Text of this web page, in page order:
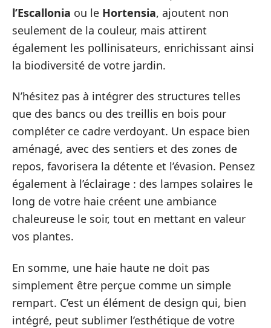
l’Escallonia ou le Hortensia, ajoutent non
seulement de la couleur, mais attirent
également les pollinisateurs, enrichissant ainsi
la biodiversité de votre jardin.
N’hésitez pas à intégrer des structures telles
que des bancs ou des treillis en bois pour
compléter ce cadre verdoyant. Un espace bien
aménagé, avec des sentiers et des zones de
repos, favorisera la détente et l’évasion. Pensez
également à l’éclairage : des lampes solaires le
long de votre haie créent une ambiance
chaleureuse le soir, tout en mettant en valeur
vos plantes.
En somme, une haie haute ne doit pas
simplement être perçue comme un simple
rempart. C’est un élément de design qui, bien
intégré, peut sublimer l’esthétique de votre